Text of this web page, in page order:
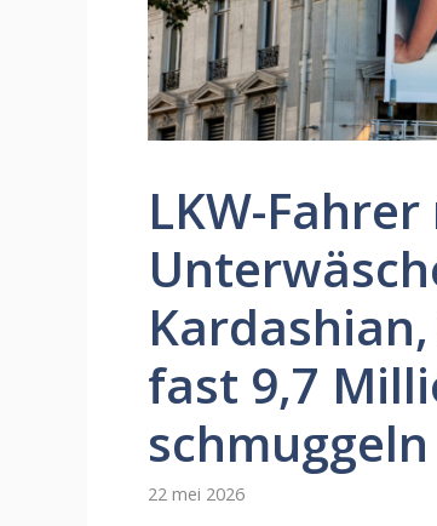
LKW-
fast 9,7
schmuggeln
22 mei 2026